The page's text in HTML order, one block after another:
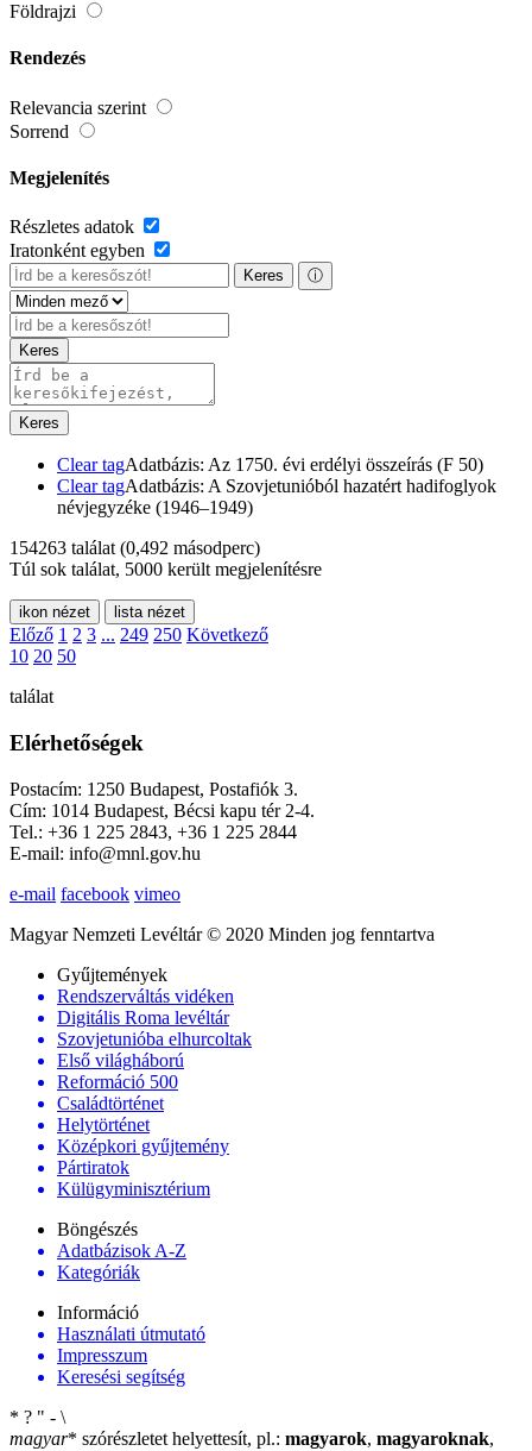
Földrajzi
Rendezés
Relevancia szerint
Sorrend
Megjelenítés
Részletes adatok
Iratonként egyben
Keres ⓘ
Keres
Keres
Clear tagAdatbázis: Az 1750. évi erdélyi összeírás (F 50)
Clear tagAdatbázis: A Szovjetunióból hazatért hadifoglyok
névjegyzéke (1946–1949)
154263 találat (0,492 másodperc)
Túl sok találat, 5000 került megjelenítésre
ikon nézet lista nézet
Előző 1 2 3 ... 249 250 Következő
10 20 50
találat
Elérhetőségek
Postacím: 1250 Budapest, Postafiók 3.
Cím: 1014 Budapest, Bécsi kapu tér 2-4.
Tel.: +36 1 225 2843, +36 1 225 2844
E-mail: info@mnl.gov.hu
e-mail facebook vimeo
Magyar Nemzeti Levéltár © 2020 Minden jog fenntartva
Gyűjtemények
Rendszerváltás vidéken
Digitális Roma levéltár
Szovjetunióba elhurcoltak
Első világháború
Reformáció 500
Családtörténet
Helytörténet
Középkori gyűjtemény
Pártiratok
Külügyminisztérium
Böngészés
Adatbázisok A-Z
Kategóriák
Információ
Használati útmutató
Impresszum
Keresési segítség
* ? " - \
magyar* szórészletet helyettesít, pl.: magyarok, magyaroknak,